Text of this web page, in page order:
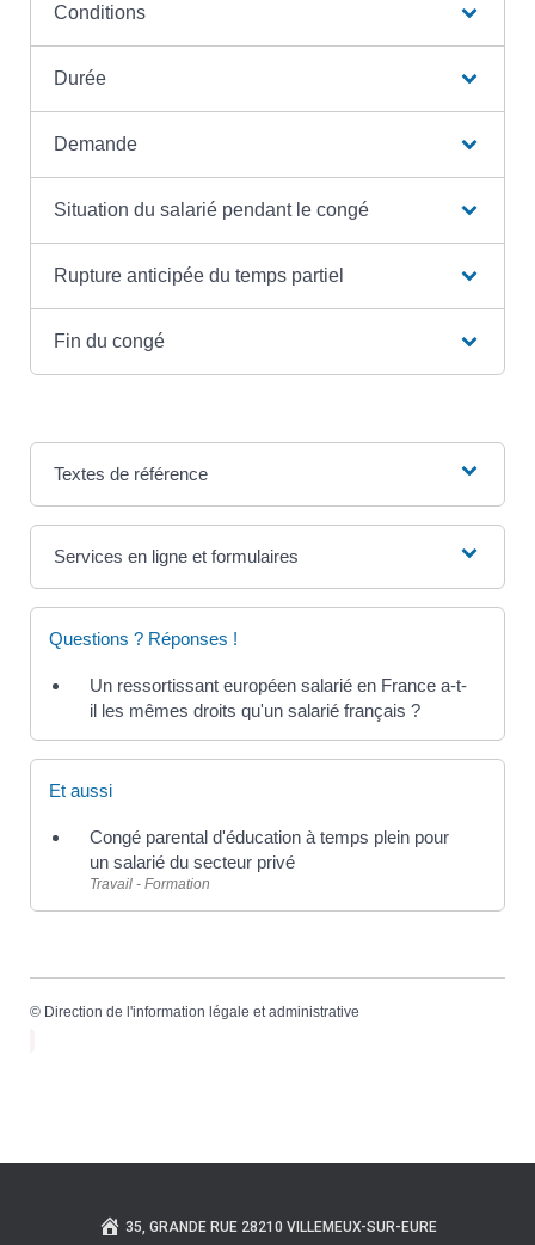
Conditions
Durée
Demande
Situation du salarié pendant le congé
Rupture anticipée du temps partiel
Fin du congé
Textes de référence
Services en ligne et formulaires
Questions ? Réponses !
Un ressortissant européen salarié en France a-t-
il les mêmes droits qu'un salarié français ?
Et aussi
Congé parental d'éducation à temps plein pour
un salarié du secteur privé
Travail - Formation
© Direction de l'information légale et administrative
35, GRANDE RUE 28210 VILLEMEUX-SUR-EURE